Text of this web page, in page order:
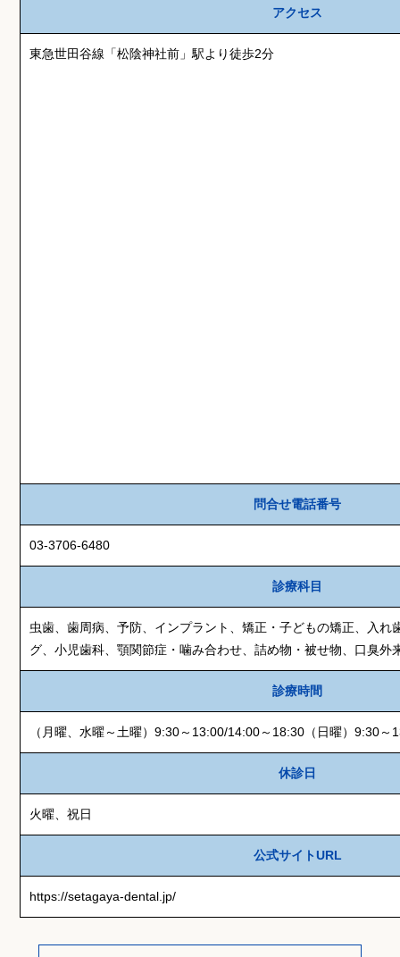
アクセス
東急世田谷線「松陰神社前」駅より徒歩2分
問合せ電話番号
03-3706-6480
診療科目
虫歯、歯周病、予防、インプラント、矯正・子どもの矯正、入れ
グ、小児歯科、顎関節症・噛み合わせ、詰め物・被せ物、口臭外
診療時間
（月曜、水曜～土曜）9:30～13:00/14:00～18:30（日曜）9:30～
休診日
火曜、祝日
公式サイトURL
https://setagaya-dental.jp/